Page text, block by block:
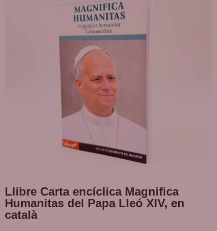
Llibre Carta encíclica Magnifica
Humanitas del Papa Lleó XIV, en
català